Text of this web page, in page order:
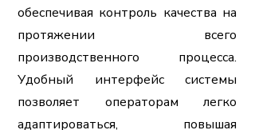
обеспечивая контроль качества на
протяжении всего
производственного процесса.
Удобный интерфейс системы
позволяет операторам легко
адаптироваться, повышая